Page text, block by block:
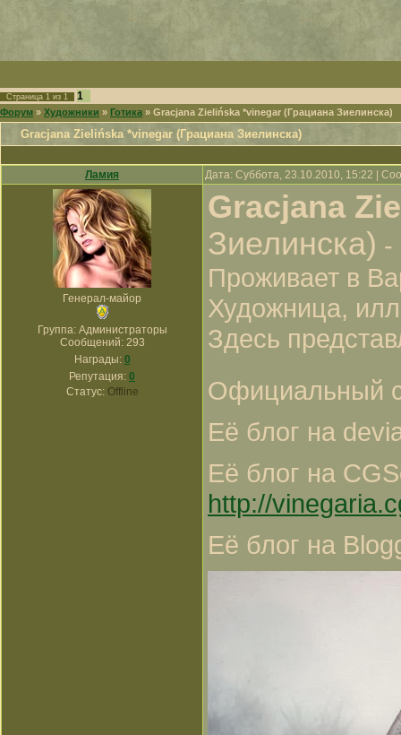
Страница 1 из 1 1
Форум » Художники » Готика » Gracjana Zielińska *vinegar (Грациана Зиелинска)
Gracjana Zielińska *vinegar (Грациана Зиелинска)
Ламия Дата: Суббота, 23.10.2010, 15:22 |
Генерал-майор
Группа: Администраторы
Сообщений: 293
Награды: 0
Репутация: 0
Статус: Offline
Gracjana
Зиелинска) -
Проживает в
Художница,
Здесь
Официальный
Её блог на
Её блог на
http://
Её блог на